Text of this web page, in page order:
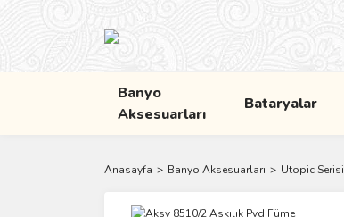
Banyo
Aksesuarları
Bataryalar
Anasayfa Banyo Aksesuarları Utopic Serisi